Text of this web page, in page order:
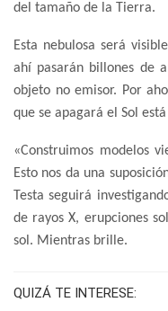
del tamaño de la Tierra.
Esta nebulosa será
ahí pasarán billones de
objeto no emisor. Por
que se apagará el Sol
«Construimos modelos
Esto nos da una
Testa seguirá
de rayos X, erupciones
sol. Mientras brille.
QUIZÁ TE INTERESE: